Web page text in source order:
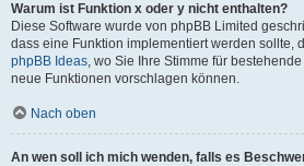
Warum ist Funktion x oder y nicht enthalten?
Diese Software wurde von phpBB Limited
dass eine Funktion implementiert werden sollte,
phpBB Ideas, wo Sie Ihre Stimme für
neue Funktionen vorschlagen können.
Nach oben
An wen soll ich mich wenden, falls es